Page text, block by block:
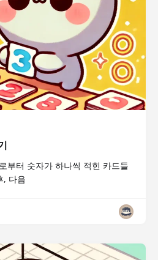
부터 숫자가 하나씩 적힌 카드들
, 다음